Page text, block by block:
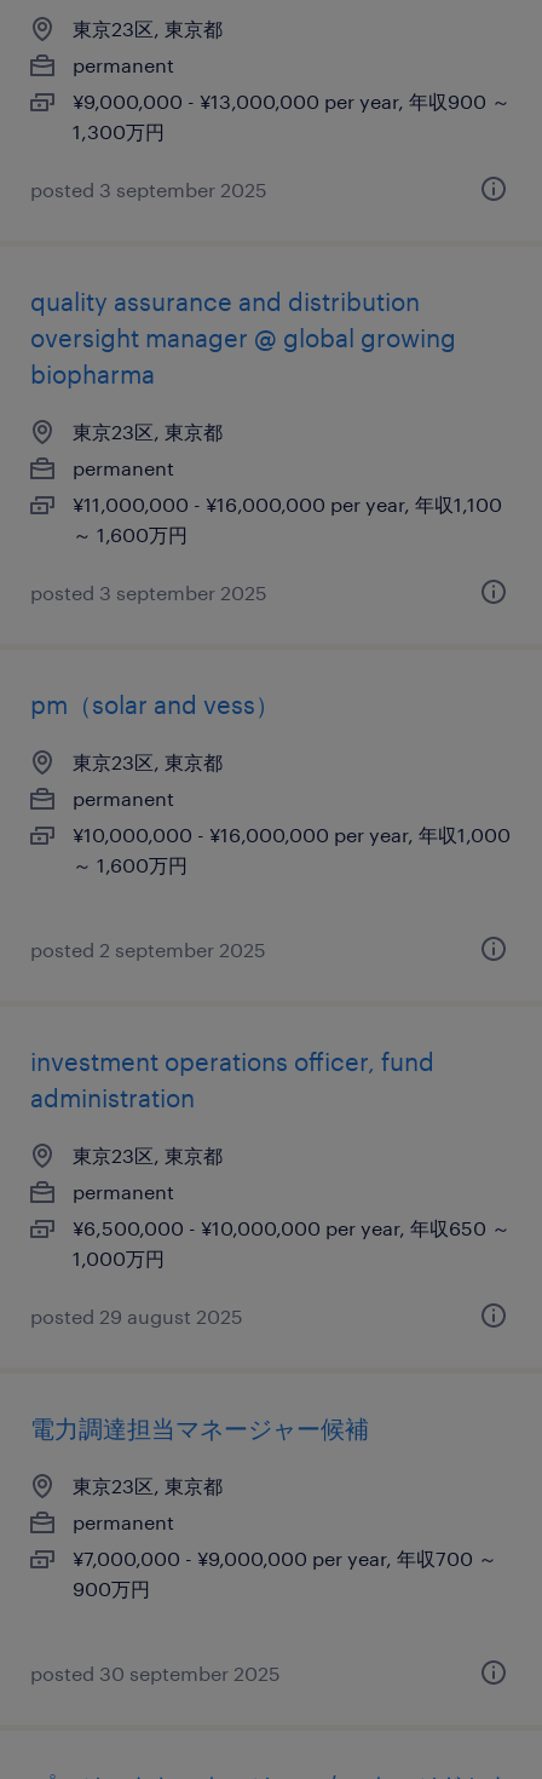
東京23区, 東京都
permanent
¥9,000,000 - ¥13,000,000 per year, 年収900 ～
1,300万円
posted 3 september 2025
quality assurance and distribution
oversight manager @ global growing
biopharma
東京23区, 東京都
permanent
¥11,000,000 - ¥16,000,000 per year, 年収1,100
～ 1,600万円
posted 3 september 2025
pm（solar and vess）
東京23区, 東京都
permanent
¥10,000,000 - ¥16,000,000 per year, 年収1,000
～ 1,600万円
posted 2 september 2025
investment operations officer, fund
administration
東京23区, 東京都
permanent
¥6,500,000 - ¥10,000,000 per year, 年収650 ～
1,000万円
posted 29 august 2025
電力調達担当マネージャー候補
東京23区, 東京都
permanent
¥7,000,000 - ¥9,000,000 per year, 年収700 ～
900万円
posted 30 september 2025